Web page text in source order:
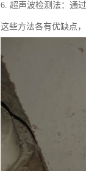
6. 超声波检测法：通
这些方法各有优缺点